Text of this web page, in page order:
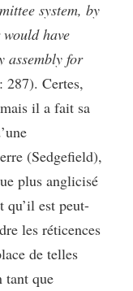
system, by
have
assembly for
287). Certes,
il a fait sa
(Sedgefield),
plus anglicisé
qu’il est peut-
les réticences
de telles
tant que